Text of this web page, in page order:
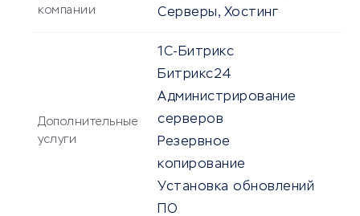
компании
Серверы, Хостинг
Дополнительные
услуги
1C-Битрикс
Битрикс24
Администрирование
серверов
Резервное
копирование
Установка обновлений
ПО